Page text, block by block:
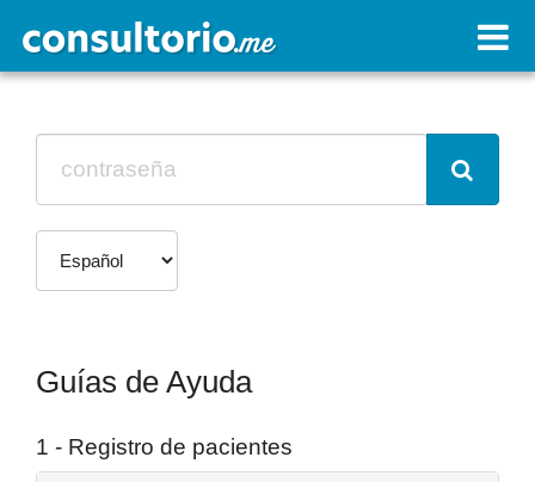
Guías de Ayuda
1 - Registro de pacientes